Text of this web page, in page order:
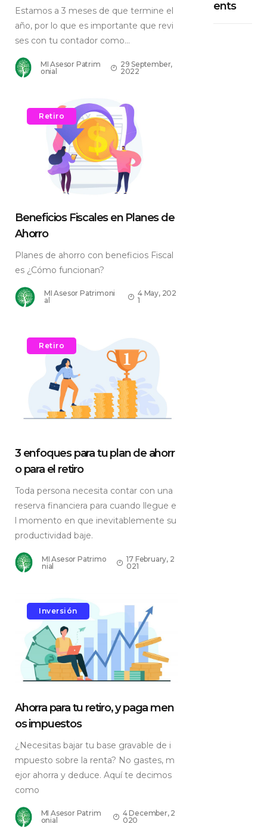
Estamos a 3 meses de que termine el
año, por lo que es importante que revi
ses con tu contador como...
MI Asesor Patrim
onial
29 September,
2022
Retiro
Beneficios Fiscales en Planes de
Ahorro
Planes de ahorro con beneficios Fiscal
es ¿Cómo funcionan?
MI Asesor Patrimoni
al
4 May, 202
1
Retiro
3 enfoques para tu plan de ahorr
o para el retiro
Toda persona necesita contar con una
reserva financiera para cuando llegue e
l momento en que inevitablemente su
productividad baje.
MI Asesor Patrimo
nial
17 February, 2
021
Inversión
Ahorra para tu retiro, y paga men
os impuestos
¿Necesitas bajar tu base gravable de i
mpuesto sobre la renta? No gastes, m
ejor ahorra y deduce. Aquí te decimos
como
MI Asesor Patrim
onial
4 December, 2
020
ents